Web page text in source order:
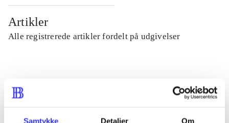
Samtykke Detaljer Om
Artikler
Alle registrerede artikler fordelt på udgivelser
...